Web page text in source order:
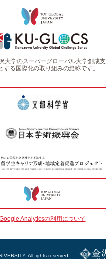
大学のスーパーグローバル大学創成
する国際化の取り組みの総称です。
Google Analyticsの利用について
All rights reserved.